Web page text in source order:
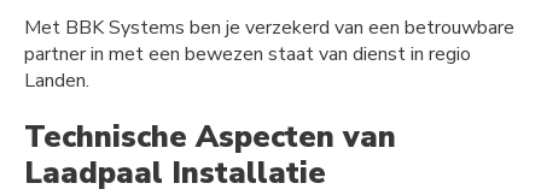
Met BBK Systems ben je verzekerd van een betrouwbare
partner in met een bewezen staat van dienst in regio
Landen.
Technische Aspecten van
Laadpaal Installatie